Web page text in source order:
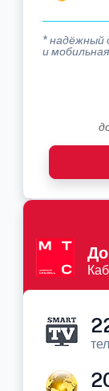
*
и мобильная